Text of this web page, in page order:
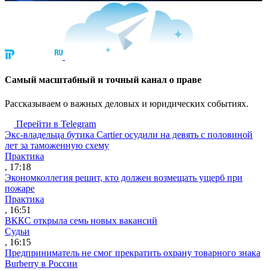
Cамый масштабный и точный канал о праве
Рассказываем о важных деловых и юридических событиях.
Перейти в Telegram
Экс-владельца бутика Cartier осудили на девять с половиной
лет за таможенную схему
Практика
, 17:18
Экономколлегия решит, кто должен возмещать ущерб при
пожаре
Практика
, 16:51
ВККС открыла семь новых вакансий
Судьи
, 16:15
Предприниматель не смог прекратить охрану товарного знака
Burberry в России